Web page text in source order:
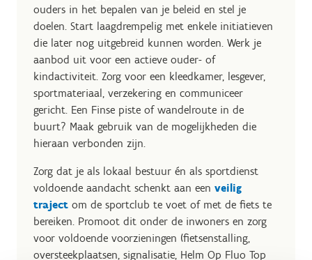
ouders in het bepalen van je beleid en stel je
doelen. Start laagdrempelig met enkele initiatieven
die later nog uitgebreid kunnen worden. Werk je
aanbod uit voor een actieve ouder- of
kindactiviteit. Zorg voor een kleedkamer, lesgever,
sportmateriaal, verzekering en communiceer
gericht. Een Finse piste of wandelroute in de
buurt? Maak gebruik van de mogelijkheden die
hieraan verbonden zijn.
Zorg dat je als lokaal bestuur én als sportdienst
voldoende aandacht schenkt aan een veilig
traject om de sportclub te voet of met de fiets te
bereiken. Promoot dit onder de inwoners en zorg
voor voldoende voorzieningen (fietsenstalling,
oversteekplaatsen, signalisatie, Helm Op Fluo Top